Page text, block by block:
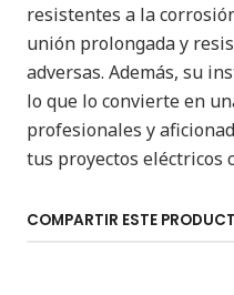
resistentes a la
unión prolongada y
adversas. Además, su
lo que lo convierte en
profesionales y
tus proyectos eléctricos
COMPARTIR ESTE